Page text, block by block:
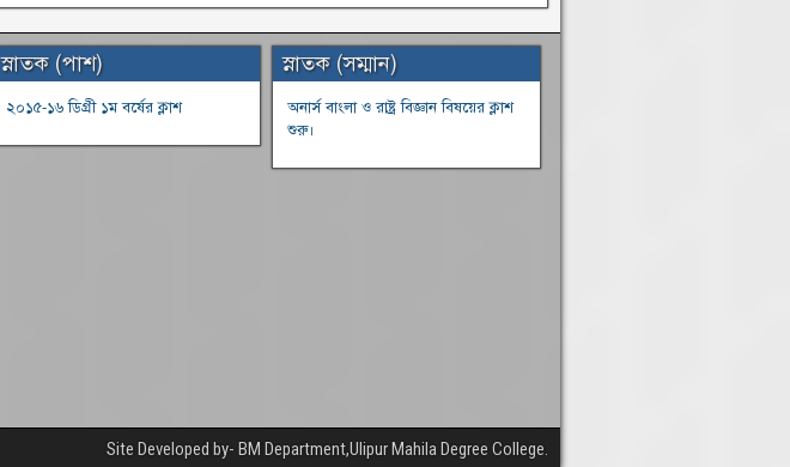
স্নাতক (পাশ)
২০১৫-১৬ ডিগ্রী ১ম বর্ষের ক্লাশ
স্নাতক (সম্মান)
অনার্স বাংলা ও রাষ্ট্র বিজ্ঞান বিষয়ের ক্লাশ
শুরু।
Site Developed by- BM Department,Ulipur Mahila Degree College.